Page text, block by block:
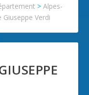
>Alpes-
Giuseppe Verdi